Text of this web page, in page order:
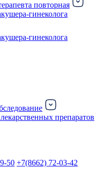
повторная
гинеколога
гинеколога
препаратов
50 +7(8662) 72-03-42